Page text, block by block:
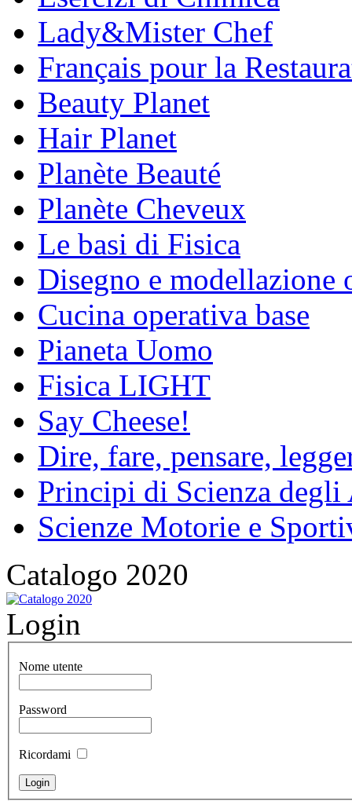
Lady&Mister Chef
Français pour la
Beauty Planet
Hair Planet
Planète Beauté
Planète Cheveux
Le basi di Fisica
Disegno e modellazione
Cucina operativa base
Pianeta Uomo
Fisica LIGHT
Say Cheese!
Dire, fare, pensare,
Principi di Scienza
Scienze Motorie e
Catalogo 2020
Login
Nome utente
Password
Ricordami